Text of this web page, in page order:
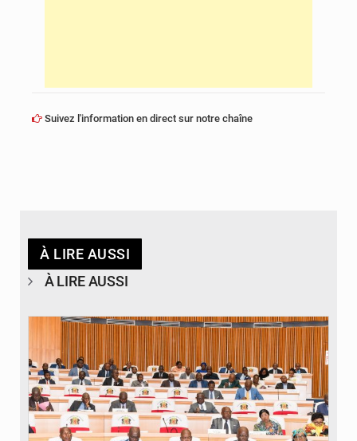
Suivez l'information en direct sur notre chaîne
À LIRE AUSSI
À LIRE AUSSI